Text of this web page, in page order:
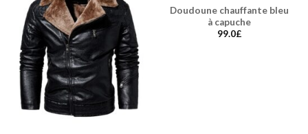
Doudoune chauffante bleu
à capuche
99.0£